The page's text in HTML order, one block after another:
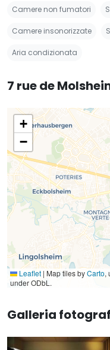
Camere non fumatori
Camere insonorizzate
Aria condizionata
7 rue de
+
−
Leaflet | Map tiles byCarto,
under ODbL.
Galleria